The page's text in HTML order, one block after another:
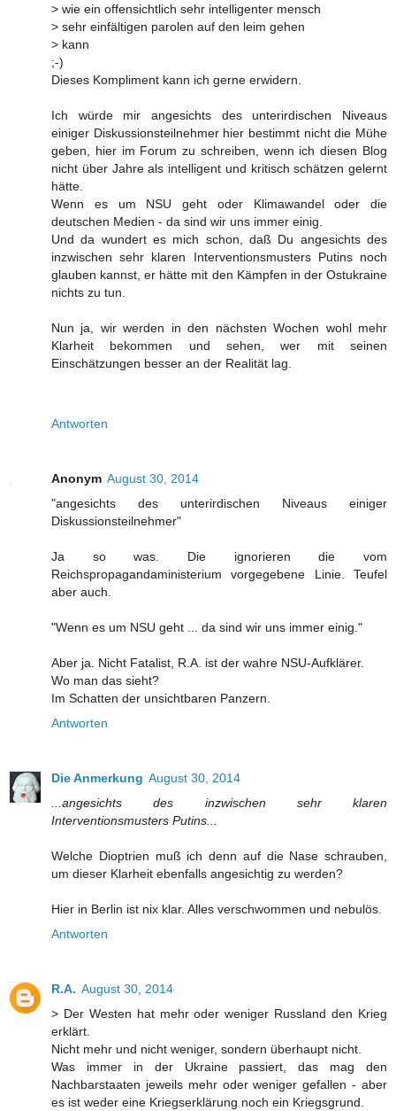
> wie ein offensichtlich sehr intelligenter mensch
> sehr einfältigen parolen auf den leim gehen
> kann
;-)
Dieses Kompliment kann ich gerne erwidern.
Ich würde mir angesichts des unterirdischen Niveaus
einiger Diskussionsteilnehmer hier bestimmt nicht die Mühe
geben, hier im Forum zu schreiben, wenn ich diesen Blog
nicht über Jahre als intelligent und kritisch schätzen gelernt
hätte.
Wenn es um NSU geht oder Klimawandel oder die
deutschen Medien - da sind wir uns immer einig.
Und da wundert es mich schon, daß Du angesichts des
inzwischen sehr klaren Interventionsmusters Putins noch
glauben kannst, er hätte mit den Kämpfen in der Ostukraine
nichts zu tun.
Nun ja, wir werden in den nächsten Wochen wohl mehr
Klarheit bekommen und sehen, wer mit seinen
Einschätzungen besser an der Realität lag.
Antworten
Anonym August 30, 2014
"angesichts des unterirdischen Niveaus einiger
Diskussionsteilnehmer"
Ja so was. Die ignorieren die vom
Reichspropagandaministerium vorgegebene Linie. Teufel
aber auch.
"Wenn es um NSU geht ... da sind wir uns immer einig."
Aber ja. Nicht Fatalist, R.A. ist der wahre NSU-Aufklärer.
Wo man das sieht?
Im Schatten der unsichtbaren Panzern.
Antworten
Die Anmerkung August 30, 2014
...angesichts des inzwischen sehr klaren
Interventionsmusters Putins...
Welche Dioptrien muß ich denn auf die Nase schrauben,
um dieser Klarheit ebenfalls angesichtig zu werden?
Hier in Berlin ist nix klar. Alles verschwommen und nebulös.
Antworten
R.A. August 30, 2014
> Der Westen hat mehr oder weniger Russland den Krieg
erklärt.
Nicht mehr und nicht weniger, sondern überhaupt nicht.
Was immer in der Ukraine passiert, das mag den
Nachbarstaaten jeweils mehr oder weniger gefallen - aber
es ist weder eine Kriegserklärung noch ein Kriegsgrund.